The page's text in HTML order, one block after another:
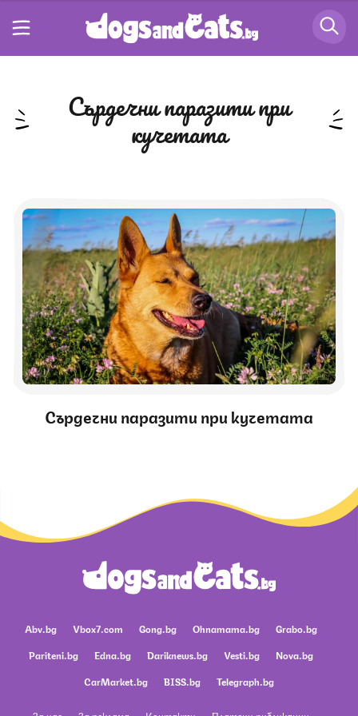
сърдечни паразити при
кучетата
Сърдечни паразити при кучетата
Abv.bg Vbox7.com Gong.bg Ohnamama.bg
Grabo.bg
Pariteni.bg
Edna.bg Dariknews.bg Vesti.bg
Nova.bg
CarMarket.bg
BISS.bg Telegraph.bg